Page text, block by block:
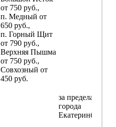
от 750 руб.,
п. Медный от
650 руб.,
п. Горный Щит
от 790 руб.,
Верхняя Пышма
от 750 руб.,
Совхозный от
450 руб.
за пределами
города
Екатеринбург